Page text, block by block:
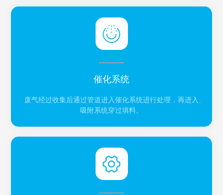
催化系统
废气经过收集后通过管道进入催化系统进行处理，再进入
吸附系统穿过填料。